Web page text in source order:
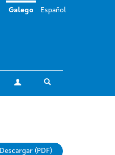
A miña conta
Galego Español
Descargar (PDF)